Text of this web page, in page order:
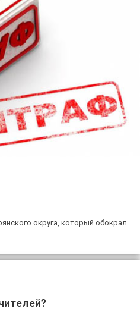
округа, который обокрал